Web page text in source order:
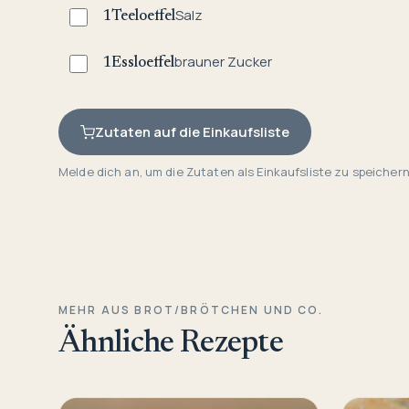
1TeeloeffelSalz
1Essloeffelbrauner Zucker
Zutaten auf die Einkaufsliste
Melde dich an, um die Zutaten als Einkaufsliste zu
MEHR AUS BROT/BRÖTCHEN UND CO.
Ähnliche Rezepte